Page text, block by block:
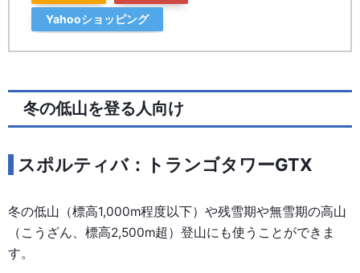
Yahooショッピング
冬の低山を登る人向け
スポルティバ：トランゴタワーGTX
冬の低山（標高1,000m程度以下）や残雪期や無雪期の高山
（こうざん、標高2,500m超）登山にも使うことができま
す。